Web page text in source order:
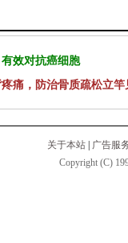
效对抗癌细胞
痛，防治骨质疏松立竿
关于本站
广告服
Copyright (C)